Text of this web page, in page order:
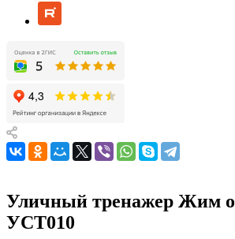
Уличный тренажер Жим
УСТ010